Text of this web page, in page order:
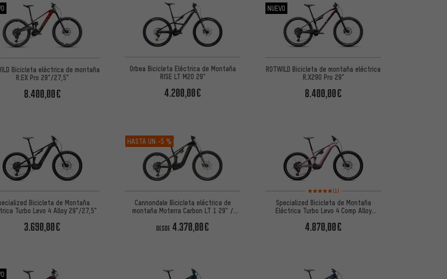
Bicicleta eléctrica de montaña
R.EX Pro 29"/27,5"
8.400,00€
Orbea Bicicleta Eléctrica de Montaña
RISE LT M20 29"
4.200,00€
NUEVO
ROTWILD Bicicleta de montaña eléctrica
R.X290 Pro 29"
8.400,00€
Bicicleta de Montaña
Turbo Levo 4 Alloy 29"/27,5"
3.690,00€
HASTA UN -5 %
Cannondale Bicicleta eléctrica de
montaña Moterra Carbon LT 1 29" /
DESDE 4.370,00€
Valoración media: 5 de 5 basada en 1 reseñas
(1)
Specialized Bicicleta de Montaña
Eléctrica Turbo Levo 4 Comp Alloy
4.870,00€